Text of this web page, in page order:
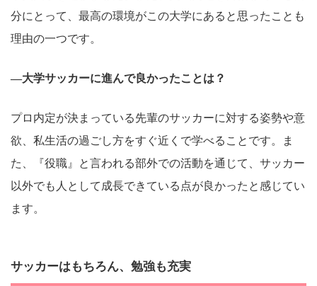
分にとって、最高の環境がこの大学にあると思ったことも
理由の一つです。
―大学サッカーに進んで良かったことは？
プロ内定が決まっている先輩のサッカーに対する姿勢や意
欲、私生活の過ごし方をすぐ近くで学べることです。ま
た、『役職』と言われる部外での活動を通じて、サッカー
以外でも人として成長できている点が良かったと感じてい
ます。
サッカーはもちろん、勉強も充実